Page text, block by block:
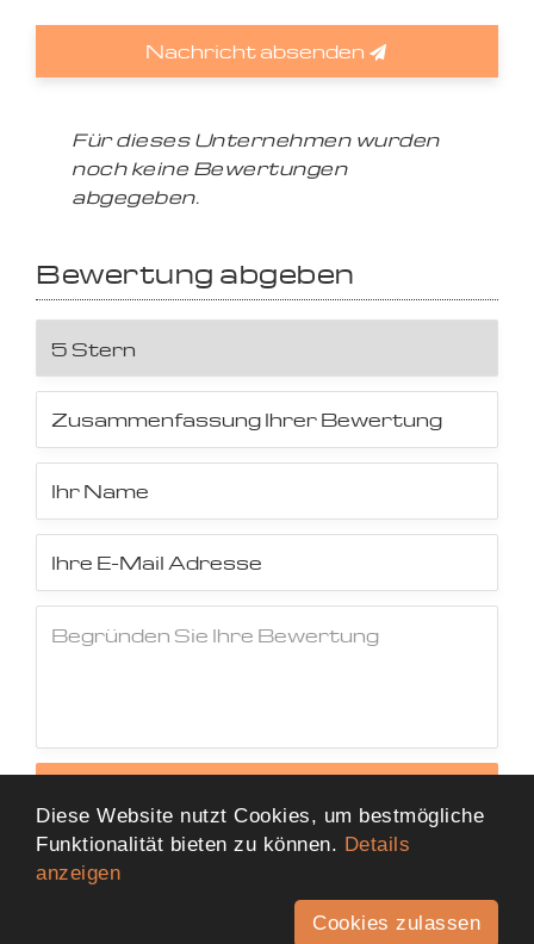
Nachricht absenden
Für dieses Unternehmen wurden
noch keine Bewertungen
abgegeben.
Bewertung abgeben
Diese Website nutzt Cookies, um bestmögliche
Funktionalität bieten zu können. Details
anzeigen
Cookies zulassen